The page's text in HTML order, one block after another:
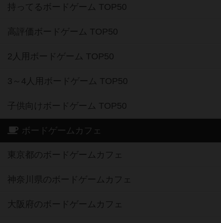
持ってるボードゲーム TOP50
高評価ボードゲーム TOP50
2人用ボードゲーム TOP50
3～4人用ボードゲーム TOP50
子供向けボードゲーム TOP50
ボードゲームカフェ
東京都のボードゲームカフェ
神奈川県のボードゲームカフェ
大阪府のボードゲームカフェ